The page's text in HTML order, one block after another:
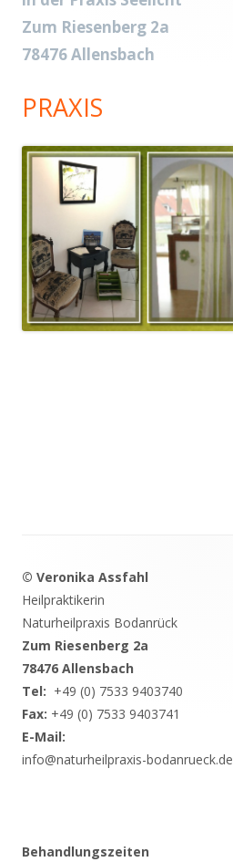
Zum Riesenberg 2a
78476 Allensbach
PRAXIS
Inhalt
© Veronika Assfahl
Heilpraktikerin
Naturheilpraxis Bodanrück
Zum Riesenberg 2a
78476 Allensbach
Tel: +49 (0) 7533 9403740
Fax: +49 (0) 7533 9403741
E-Mail:
info@naturheilpraxis-bodanrueck.de
Behandlungszeiten